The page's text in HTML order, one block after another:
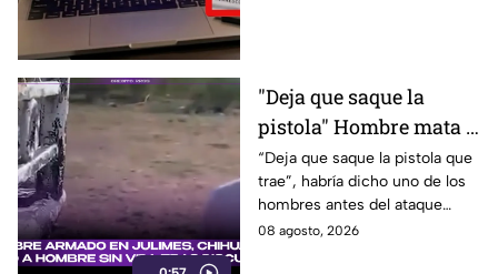
"Deja que saque la
pistola" Hombre mata a
padre y hiere a su hijo
por supuestamente
invadir un camino
“Deja que saque la pistola que
trae”, habría dicho uno de los
hombres antes del ataque
armado en Julimes, Chihuahua
08 agosto, 2026